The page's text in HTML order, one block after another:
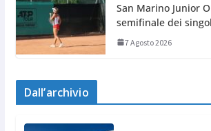
San Marino Junior
semifinale dei
7 Agosto 2026
Dall’archivio